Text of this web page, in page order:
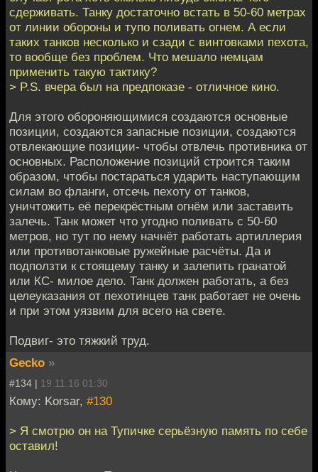
сдерживать. Танку достаточно встать в 50-60 метрах
от линии обороны и тупо поливать огнем. А если
таких танков несколько и сзади с винтовками пехота,
то вообще без проблем. Что мешало немцам
применить такую тактику?
> P.S. вчера был на предпоказе - отличное кино.
Для этого обороняющимися создаются основные
позиции, создаются запасные позиции, создаются
отвлекающие позиции- чтобы отвлечь противника от
основных. Расположение позиций строится таким
образом, чтобы постараться ударить наступающим
силам во фланги, отсечь пехоту от танков,
уничтожить её перекрёстным огнём или заставить
залечь. Танк может что угодно поливать с 50-60
метров, но тут по нему начнёт работать артиллерия
или противотанковые ружейные расчёты. Да и
подползти к стоящему танку и залепить гранатой
или КС- милое дело. Танк должен работать, а без
целеуказания от пехотинцев танк работает не очень
и при этом уязвим для всего на свете.
Подвиг- это тяжкий труд.
Gecko »
#134 | 19.11.16 01:30
Кому: Korsar, #130
> Я смотрю он на Тупичке серьёзную память по себе
оставил!